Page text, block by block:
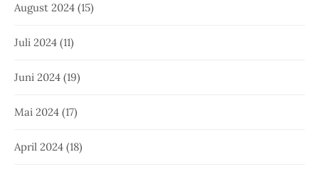
August 2024 (15)
Juli 2024 (11)
Juni 2024 (19)
Mai 2024 (17)
April 2024 (18)